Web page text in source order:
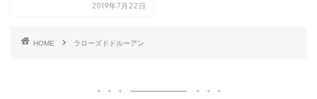
2019年7月22日
HOME ラローズドドルーアン